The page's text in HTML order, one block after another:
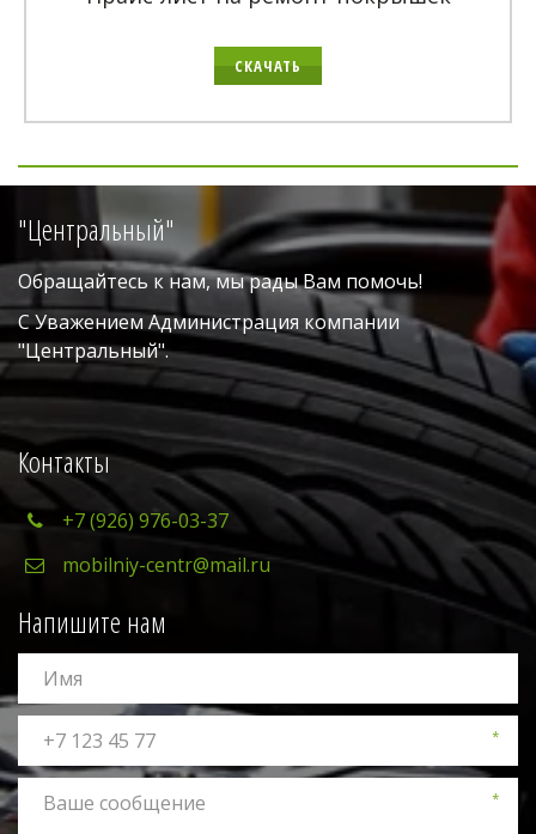
СКАЧАТЬ
"Центральный"
Обращайтесь к нам, мы рады Вам помочь!
С Уважением Администрация компании
"Центральный".
Контакты
+7 (926) 976-03-37
mobilniy-centr@mail.ru
Напишите нам
*
*